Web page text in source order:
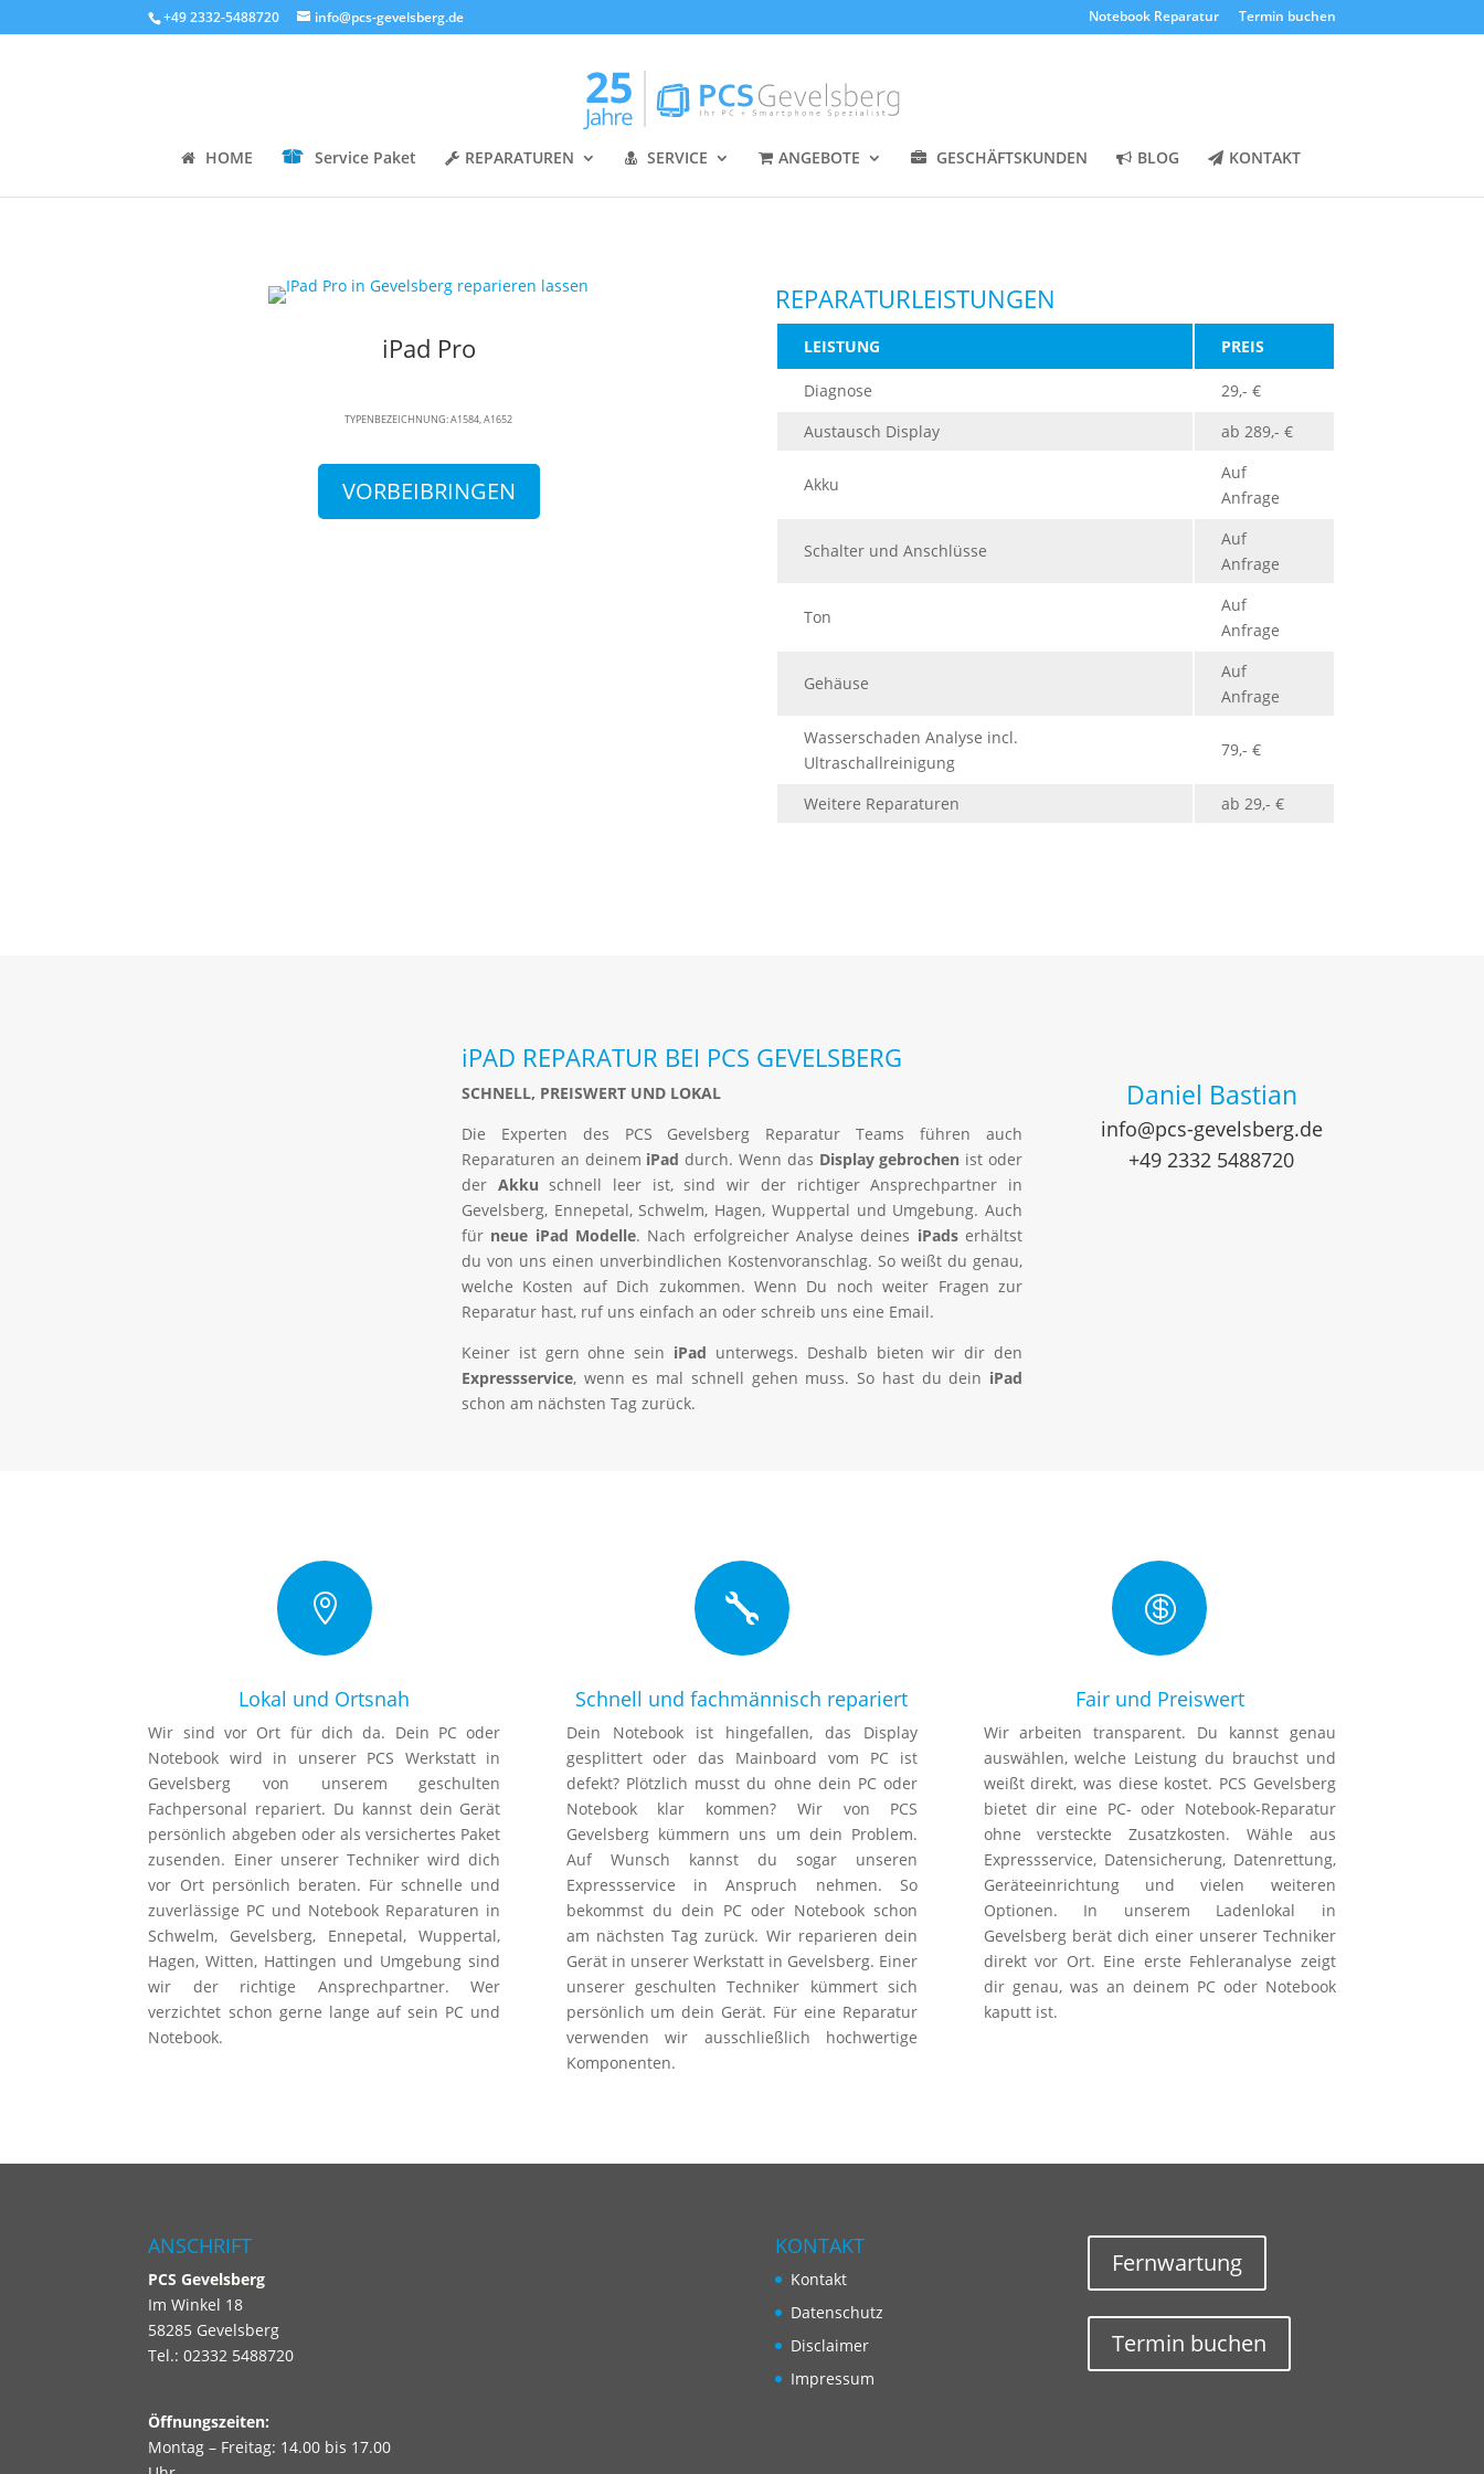
+49 2332-5488720 info@pcs-gevelsberg.de Notebook Reparatur Termin buchen
HOME Service Paket REPARATUREN SERVICE ANGEBOTE GESCHÄFTSKUNDEN BLOG KONTAKT
iPad Pro
TYPENBEZEICHNUNG: A1584, A1652
VORBEIBRINGEN
REPARATURLEISTUNGEN
LEISTUNG PREIS
Diagnose
29,- €
Austausch Display
ab 289,- €
Akku
Auf
Anfrage
Schalter und Anschlüsse
Auf
Anfrage
Ton
Auf
Anfrage
Gehäuse
Auf
Anfrage
Wasserschaden Analyse incl.
Ultraschallreinigung
79,- €
Weitere Reparaturen ab 29,- €
iPAD REPARATUR BEI PCS GEVELSBERG
SCHNELL, PREISWERT UND LOKAL
Die Experten des PCS Gevelsberg Reparatur Teams führen auch
Reparaturen an deinem iPad durch. Wenn das Display gebrochen ist oder
der Akku schnell leer ist, sind wir der richtiger Ansprechpartner in
Gevelsberg, Ennepetal, Schwelm, Hagen, Wuppertal und Umgebung. Auch
für neue iPad Modelle. Nach erfolgreicher Analyse deines iPads erhältst
du von uns einen unverbindlichen Kostenvoranschlag. So weißt du genau,
welche Kosten auf Dich zukommen. Wenn Du noch weiter Fragen zur
Reparatur hast, ruf uns einfach an oder schreib uns eine Email.
Keiner ist gern ohne sein iPad unterwegs. Deshalb bieten wir dir den
Expressservice, wenn es mal schnell gehen muss. So hast du dein iPad
schon am nächsten Tag zurück.
Daniel Bastian
info@pcs-gevelsberg.de
+49 2332 5488720

Lokal und Ortsnah
Wir sind vor Ort für dich da. Dein PC oder
Notebook wird in unserer PCS Werkstatt in
Gevelsberg von unserem geschulten
Fachpersonal repariert. Du kannst dein Gerät
persönlich abgeben oder als versichertes Paket
zusenden. Einer unserer Techniker wird dich
vor Ort persönlich beraten. Für schnelle und
zuverlässige PC und Notebook Reparaturen in
Schwelm, Gevelsberg, Ennepetal, Wuppertal,
Hagen, Witten, Hattingen und Umgebung sind
wir der richtige Ansprechpartner. Wer
verzichtet schon gerne lange auf sein PC und
Notebook.

Schnell und fachmännisch repariert
Dein Notebook ist hingefallen, das Display
gesplittert oder das Mainboard vom PC ist
defekt? Plötzlich musst du ohne dein PC oder
Notebook klar kommen? Wir von PCS
Gevelsberg kümmern uns um dein Problem.
Auf Wunsch kannst du sogar unseren
Expressservice in Anspruch nehmen. So
bekommst du dein PC oder Notebook schon
am nächsten Tag zurück. Wir reparieren dein
Gerät in unserer Werkstatt in Gevelsberg. Einer
unserer geschulten Techniker kümmert sich
persönlich um dein Gerät. Für eine Reparatur
verwenden wir ausschließlich hochwertige
Komponenten.

Fair und Preiswert
Wir arbeiten transparent. Du kannst genau
auswählen, welche Leistung du brauchst und
weißt direkt, was diese kostet. PCS Gevelsberg
bietet dir eine PC- oder Notebook-Reparatur
ohne versteckte Zusatzkosten. Wähle aus
Expressservice, Datensicherung, Datenrettung,
Geräteeinrichtung und vielen weiteren
Optionen. In unserem Ladenlokal in
Gevelsberg berät dich einer unserer Techniker
direkt vor Ort. Eine erste Fehleranalyse zeigt
dir genau, was an deinem PC oder Notebook
kaputt ist.
ANSCHRIFT
PCSGevelsberg
Im Winkel 18
58285 Gevelsberg
Tel.: 02332 5488720
Öffnungszeiten:
Montag – Freitag: 14.00 bis 17.00
KONTAKT
Kontakt
Datenschutz
Disclaimer
Impressum
Fernwartung
Termin buchen